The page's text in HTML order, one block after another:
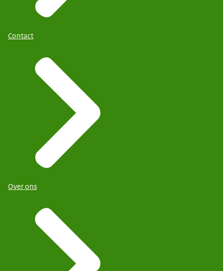
Contact
Over ons